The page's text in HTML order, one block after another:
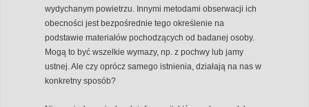
wydychanym powietrzu. Innymi metodami obserwacji ich
obecności jest bezpośrednie tego określenie na
podstawie materiałów pochodzących od badanej osoby.
Mogą to być wszelkie wymazy, np. z pochwy lub jamy
ustnej. Ale czy oprócz samego istnienia, działają na nas w
konkretny sposób?